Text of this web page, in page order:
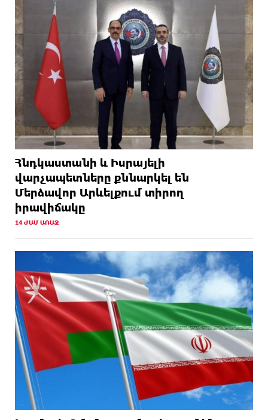
Հնդկաստանի և Իսրայելի
վարչապետները քննարկել են
Մերձավոր Արևելքում տիրող
իրավիճակը
14 ԺԱՄ ԱՌԱՋ